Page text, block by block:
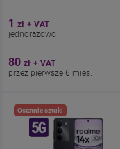
Ekran 6.83"
Pamięć 512 GB
1 zł + VAT
jednorazowo
80 zł + VAT
przez pierwsze 6 mies.
Ostatnie sztuki